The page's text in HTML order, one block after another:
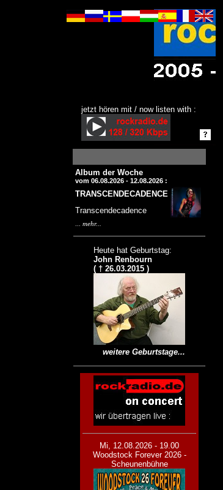
jetzt hören mit / now listen with :
Album der Woche
vom 06.08.2026 - 12.08.2026 :
TRANSCENDECADENCE
Transcendecadence
mehr...
Heute hat Geburtstag:
John Renbourn
( † 26.03.2015 )
weitere Geburtstage...
Mi, 12.08.2026 - 19.00
Woodstock Forever 2026 -
Scheunenbühne